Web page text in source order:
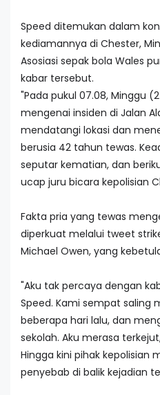
Speed ditemukan dalam
kediamannya di Chester,
Asosiasi sepak bola Wales
kabar tersebut.
"Pada pukul 07.08, Minggu
mengenai insiden di Jalan
mendatangi lokasi dan
berusia 42 tahun tewas.
seputar kematian, dan
ucap juru bicara kepolisian
Fakta pria yang tewas
diperkuat melalui tweet
Michael Owen, yang
"Aku tak percaya dengan
Speed. Kami sempat saling
beberapa hari lalu, dan
sekolah. Aku merasa
Hingga kini pihak kepolisian
penyebab di balik kejadian